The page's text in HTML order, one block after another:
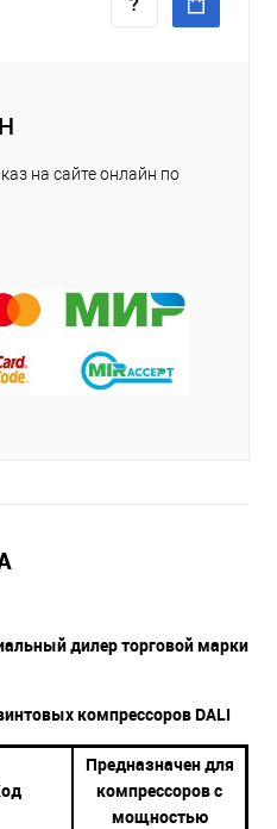
на сайте онлайн по
дилер торговой марки
компрессоров DALI
Предназначен для
компрессоров с
мощностью